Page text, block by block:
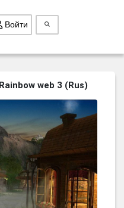
Войти
web 3 (Rus)